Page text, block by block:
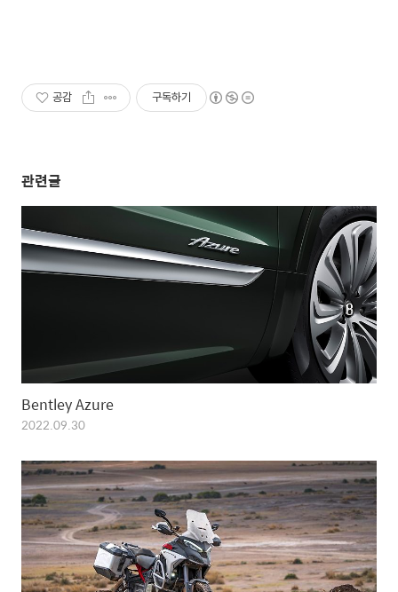
공감 구독하기
관련글
Bentley Azure
2022.09.30